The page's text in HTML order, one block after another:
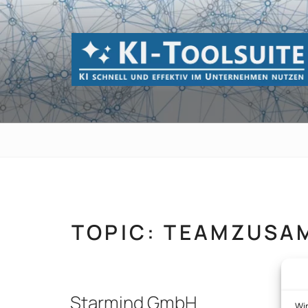
Zum
Inhalt
springen
KI-
KI schnell und effektiv im Unternehmen
TOPIC:
Starmind GmbH